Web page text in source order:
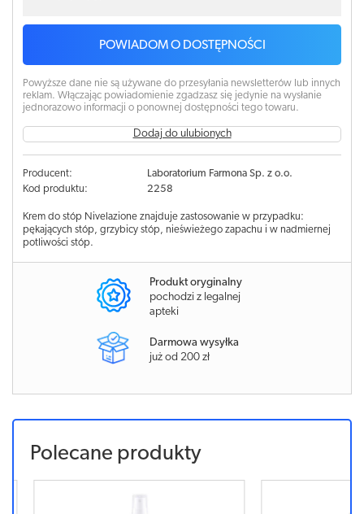
POWIADOM O DOSTĘPNOŚCI
Powyższe dane nie są używane do przesyłania newsletterów lub innych
reklam. Włączając powiadomienie zgadzasz się jedynie na wysłanie
jednorazowo informacji o ponownej dostępności tego towaru.
Dodaj do ulubionych
Producent:
Laboratorium Farmona Sp. z o.o.
Kod produktu:
2258
Krem do stóp Nivelazione znajduje zastosowanie w przypadku:
pękających stóp, grzybicy stóp, nieświeżego zapachu i w nadmiernej
potliwości stóp.
Produkt oryginalny
pochodzi z legalnej
apteki
Darmowa wysyłka
już od 200 zł
Polecane produkty